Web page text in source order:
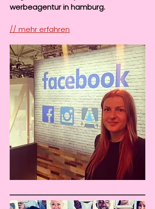
werbeagentur in hamburg.
// mehr erfahren